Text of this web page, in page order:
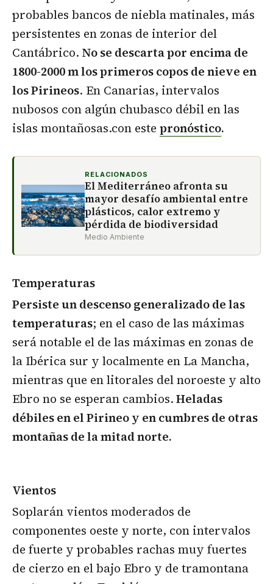
probables bancos de niebla matinales, más
persistentes en zonas de interior del
Cantábrico. No se descarta por encima de
1800-2000 m los primeros copos de nieve en
los Pirineos. En Canarias, intervalos
nubosos con algún chubasco débil en las
islas montañosas.con este pronóstico.
RELACIONADOS
El Mediterráneo afronta su
mayor desafío ambiental entre
plásticos, calor extremo y
pérdida de biodiversidad
Medio Ambiente
Temperaturas
Persiste un descenso generalizado de las
temperaturas; en el caso de las máximas
será notable el de las máximas en zonas de
la Ibérica sur y localmente en La Mancha,
mientras que en litorales del noroeste y alto
Ebro no se esperan cambios.Heladas
débiles en el Pirineo y en cumbres de otras
montañas de la mitad norte.
Vientos
Soplarán vientos moderados de
componentes oeste y norte, con intervalos
de fuerte y probables rachas muy fuertes
de cierzo en el bajo Ebro y de tramontana